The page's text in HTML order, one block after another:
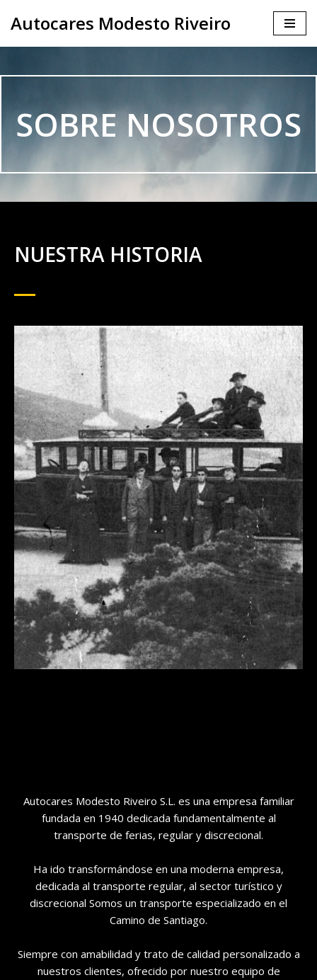
contenido
Autocares Modesto Riveiro
SOBRE NOSOTROS
NUESTRA HISTORIA
Autocares Modesto Riveiro S.L. es una empresa familiar
fundada en 1940 dedicada fundamentalmente al
transporte de ferias, regular y discrecional.
Ha ido transformándose en una moderna empresa,
dedicada al transporte regular, al sector turístico y
discrecional Somos un transporte especializado en el
Camino de Santiago.
Siempre con amabilidad y trato de calidad personalizado a
nuestros clientes, ofrecido por nuestro equipo de